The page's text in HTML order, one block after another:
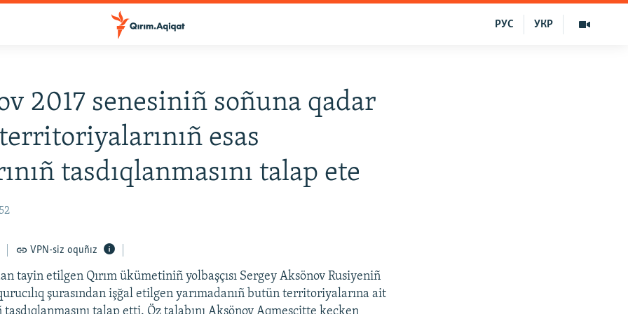
УКР
РУС
2017 senesiniñ soñuna qadar
esas
tasdıqlanmasını talap ete
VPN-siz oquñız
tayin etilgen Qırım ükümetiniñ yolbaşçısı Sergey Aksönov Rusiyeniñ
şurasından işğal etilgen yarımadanıñ butün territoriyalarına ait